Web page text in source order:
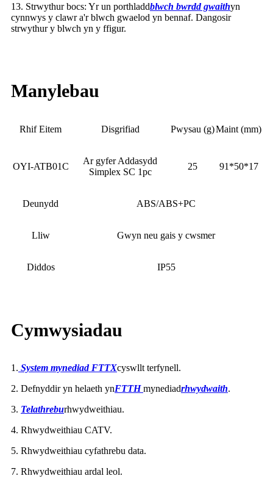
13. Strwythur bocs: Yr un porthladdblwch bwrdd gwaithyn
cynnwys y clawr a'r blwch gwaelod yn bennaf. Dangosir
strwythur y blwch yn y ffigur.
Manylebau
Rhif Eitem Disgrifiad Pwysau (g)Maint (mm)
OYI-ATB01C
Ar gyfer Addasydd
Simplex SC 1pc
25 91*50*17
Deunydd ABS/ABS+PC
Lliw Gwyn neu gais y cwsmer
Diddos IP55
Cymwysiadau
1. System mynediad FTTXcyswllt terfynell.
2. Defnyddir yn helaeth ynFTTH mynediadrhwydwaith.
3. Telathreburhwydweithiau.
4. Rhwydweithiau CATV.
5. Rhwydweithiau cyfathrebu data.
7. Rhwydweithiau ardal leol.